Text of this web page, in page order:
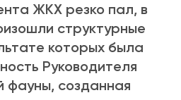
ЖКХ резко пал, в
структурные
которых была
Руководителя
фауны, созданная